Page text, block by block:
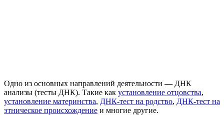
Одно из основных направлений деятельности — ДНК
анализы (тесты ДНК). Такие как установление отцовства,
установление материнства, ДНК-тест на родство, ДНК-тест на
этническое происхождение и многие другие.